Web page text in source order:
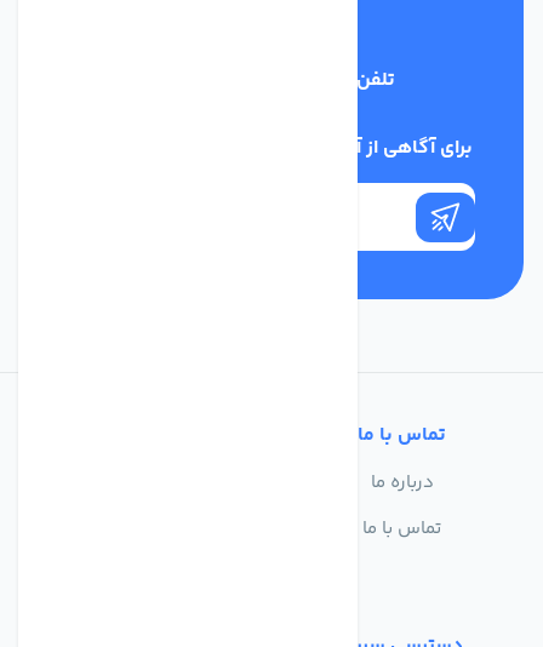
تلفن پشتیبانی
برای آگاهی از آخرین اخبار در خبرنامه ما عضو شوید
تماس با ما
درباره ما
تماس با ما